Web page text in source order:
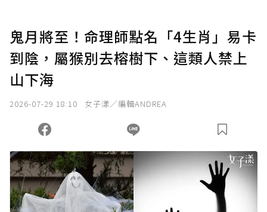
確認送出
您當前剩餘 U 利點數：0點；前往 購買點數
鬼月將至！命理師點名「4生肖」易卡
到陰，屬猴別去榕樹下、這類人禁上
山下海
2026-07-29 18:10 女子漾／編輯ANDREA